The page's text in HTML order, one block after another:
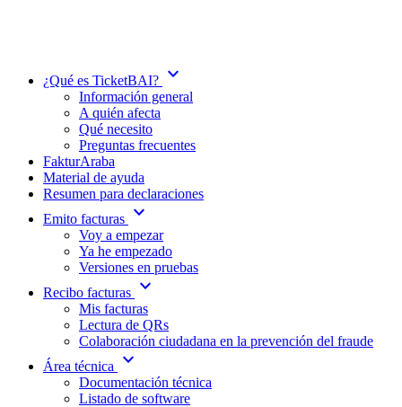
¿Qué es TicketBAI? expand_more
Información general
A quién afecta
Qué necesito
Preguntas frecuentes
FakturAraba
Material de ayuda
Resumen para declaraciones
Emito facturas expand_more
Voy a empezar
Ya he empezado
Versiones en pruebas
Recibo facturas expand_more
Mis facturas
Lectura de QRs
Colaboración ciudadana en la prevención del fraude
Área técnica
expand_more
Documentación técnica
Listado de software